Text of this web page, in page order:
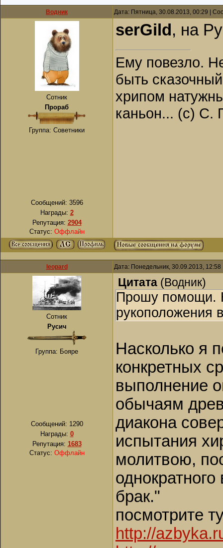
Водник Дата: Пятница, 30.08.2013, 00:29 |
Сотник
Прораб
Группа: Советники
Сообщений: 3596
Награды: 2
Репутация: 2904
Статус: Оффлайн
serGild , на
Ему повезло.
быть
хрипом
каньон... (с) С.
leopard Дата: Понедельник, 30.09.2013,
Сотник
Русич
Группа: Бояре
Сообщений: 1290
Награды: 0
Репутация: 1683
Статус: Оффлайн
Цитата (Водник)
Прошу помощи.
рукоположения
Насколько я
конкретных
выполнение
обычаям
диакона
испытания
молитвою,
брак."
посмотрите
http://